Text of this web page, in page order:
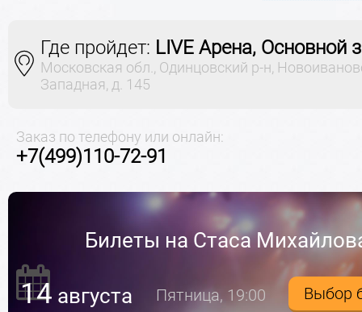
Где пройдет: LIVE Арена, Основной
Московская обл., Одинцовский р-н,
Западная, д. 145
Заказ по телефону или онлайн:
+7(499)110-72-91
Билеты на Стаса
14 августа Пятница, 19:00 Выбор